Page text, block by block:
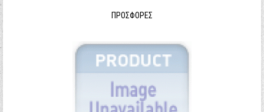
ΠΡΟΣΦΟΡΈΣ